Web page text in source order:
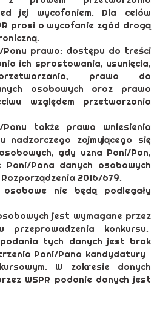
jej wycofaniem. Dla celów
prosi o wycofanie zgód drogą
/Panu prawo: dostępu do treści
ich sprostowania, usunięcia,
prawo do
osobowych oraz prawo
względem przetwarzania
Panu także prawo wniesienia
nadzorczego zajmującego się
gdy uzna Pani/Pan,
Pani/Pana danych osobowych
2016/679.
nie będą podlegały
jest wymagane przez
przeprowadzenia konkursu.
tych danych jest brak
Pani/Pana kandydatury
W zakresie danych
WSPR podanie danych jest